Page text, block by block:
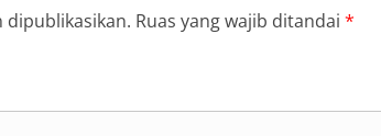
dipublikasikan. Ruas yang wajib ditandai *